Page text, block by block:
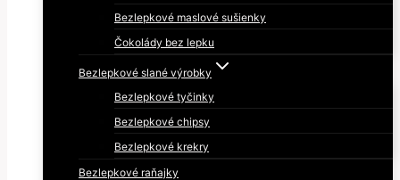
Bezlepkové maslové sušienky
Čokolády bez lepku
Bezlepkové slané výrobky
Bezlepkové tyčinky
Bezlepkové chipsy
Bezlepkové krekry
Bezlepkové raňajky